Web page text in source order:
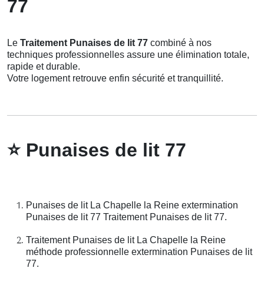
77
Le Traitement Punaises de lit 77 combiné à nos
techniques professionnelles assure une élimination totale,
rapide et durable.
Votre logement retrouve enfin sécurité et tranquillité.
⭐Punaises de lit 77
Punaises de lit La Chapelle la Reine extermination
Punaises de lit 77 Traitement Punaises de lit 77.
Traitement Punaises de lit La Chapelle la Reine
méthode professionnelle extermination Punaises de lit
77.